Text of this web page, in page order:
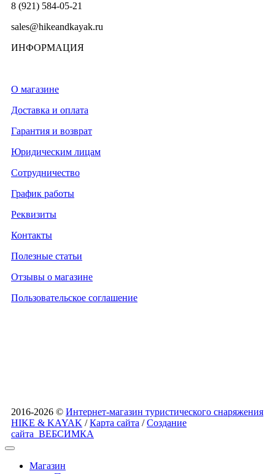
8 (921) 584-05-21
sales@hikeandkayak.ru
ИНФОРМАЦИЯ
О магазине
Доставка и оплата
Гарантия и возврат
Юридическим лицам
Сотрудничество
График работы
Реквизиты
Контакты
Полезные статьи
Отзывы о магазине
Пользовательское соглашение
2016-2026 © Интернет-магазин туристического снаряжения
HIKE & KAYAK /Карта сайта /Создание
сайта ВЕБСИМКА
Магазин